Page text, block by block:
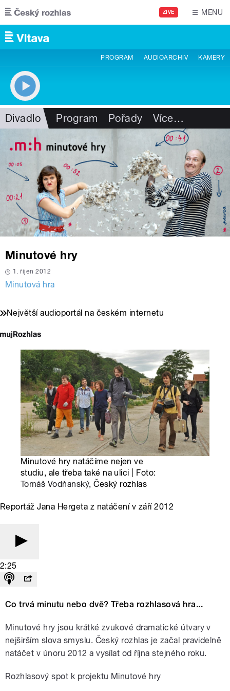
Přejít k hlavnímu obsahu
ŽIVĚ MENU
PROGRAM AUDIOARCHIV KAMERY
Divadlo Program Pořady Více…
Minutové hry
1. říjen 2012
Minutová hra
Největší audioportál na českém internetu
Minutové hry natáčíme nejen ve
studiu, ale třeba také na ulici | Foto:
Tomáš Vodňanský, Český rozhlas
Reportáž Jana Hergeta z natáčení v září 2012
2:25
Co trvá minutu nebo dvě? Třeba rozhlasová hra...
Minutové hry jsou krátké zvukové dramatické útvary v
nejširším slova smyslu. Český rozhlas je začal pravidelně
natáčet v únoru 2012 a vysílat od října stejného roku.
Rozhlasový spot k projektu Minutové hry